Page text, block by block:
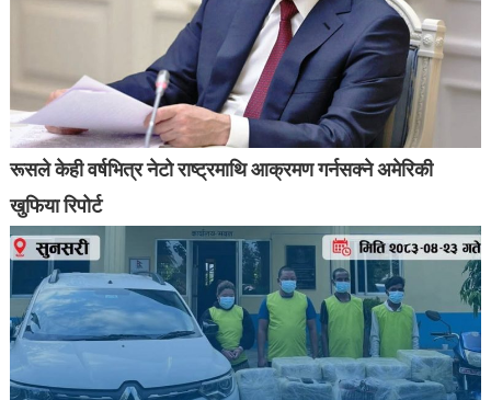
रूसले केही वर्षभित्र नेटो राष्ट्रमाथि आक्रमण गर्नसक्ने अमेरिकी
खुफिया रिपोर्ट